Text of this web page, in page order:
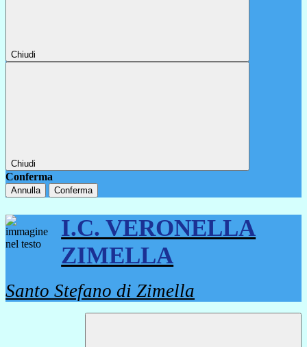
Chiudi
Chiudi
Conferma
Annulla Conferma
I.C. VERONELLA
ZIMELLA
Santo Stefano di Zimella